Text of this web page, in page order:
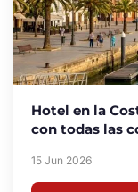
Hotel en la
con todas las
15 Jun 2026